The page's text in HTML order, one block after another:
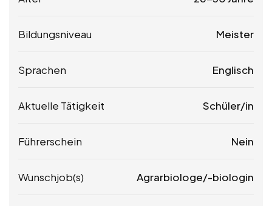
Bildungsniveau Meister
Sprachen Englisch
Aktuelle Tätigkeit Schüler/in
Führerschein Nein
Wunschjob(s) Agrarbiologe/-biologin